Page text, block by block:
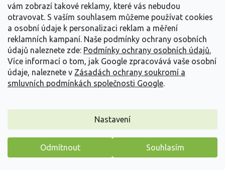
vám zobrazí takové reklamy, které vás nebudou
otravovat. S vaším souhlasem můžeme používat cookies
a osobní údaje k personalizaci reklam a měření
reklamních kampaní. Naše podmínky ochrany osobních
údajů naleznete zde: Podmínky ochrany osobních údajů.
Více informací o tom, jak Google zpracovává vaše osobní
údaje, naleznete v Zásadách ochrany soukromí a
smluvních podmínkách společnosti Google.
Nastavení
Odmítnout Souhlasím
Plaménka latnatá 'Ka-Pow Pink' - Phlox paniculata
'Ka-Pow Pink'
Phlox paniculata 'Ka-Pow Pink'Máme pro vás malý dárek